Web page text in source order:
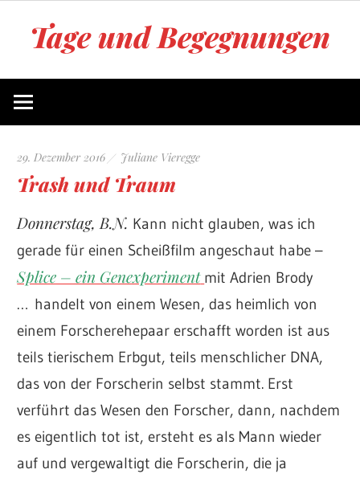
Tage und Begegnungen
von
29. Dezember 2016 Juliane Vieregge
Trash und Traum
Donnerstag, B.N. Kann nicht glauben, was ich
gerade für einen Scheißfilm angeschaut habe –
Splice – ein Genexperiment mit Adrien Brody
… handelt von einem Wesen, das heimlich von
einem Forscherehepaar erschafft worden ist aus
teils tierischem Erbgut, teils menschlicher DNA,
das von der Forscherin selbst stammt. Erst
verführt das Wesen den Forscher, dann, nachdem
es eigentlich tot ist, ersteht es als Mann wieder
auf und vergewaltigt die Forscherin, die ja